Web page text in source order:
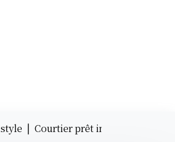
Courtier prêt immobilier : quels